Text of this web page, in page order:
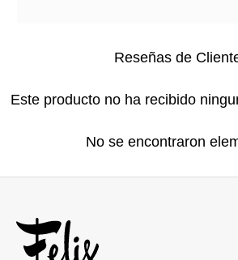
Reseñas de
Este producto no ha recibido
No se encontraron